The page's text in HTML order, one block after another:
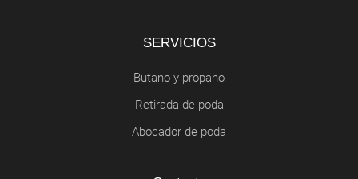
SERVICIOS
Butano y propano
Retirada de poda
Abocador de poda